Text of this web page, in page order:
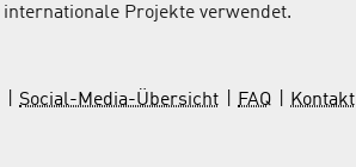
Projekte verwendet.
Social-Media-Übersicht FAQ Kontakt